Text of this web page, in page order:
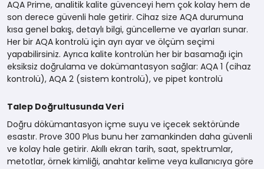
AQA Prime, analitik kalite güvenceyi hem çok kolay hem de
son derece güvenli hale getirir. Cihaz size AQA durumuna
kısa genel bakış, detaylı bilgi, güncelleme ve ayarları sunar.
Her bir AQA kontrolü için ayrı ayar ve ölçüm seçimi
yapabilirsiniz. Ayrıca kalite kontrolün her bir basamağı için
eksiksiz doğrulama ve dokümantasyon sağlar: AQA 1 (cihaz
kontrolü), AQA 2 (sistem kontrolü), ve pipet kontrolü
Talep Doğrultusunda Veri
Doğru dökümantasyon içme suyu ve içecek sektöründe
esastır. Prove 300 Plus bunu her zamankinden daha güvenli
ve kolay hale getirir. Akıllı ekran tarih, saat, spektrumlar,
metotlar, örnek kimliği, anahtar kelime veya kullanıcıya göre